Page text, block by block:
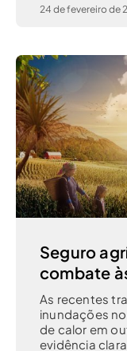
24 de fevereiro de
Seguro
combate
As recentes
inundações
de calor em
evidência